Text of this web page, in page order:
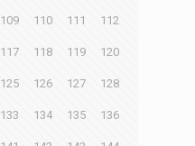
109 110 111 112
117 118 119 120
125 126 127 128
133 134 135 136